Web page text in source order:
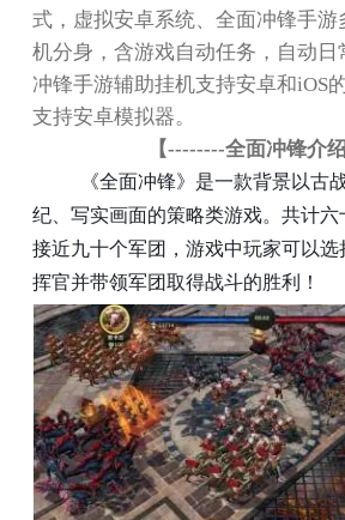
式，虚拟安卓系统、全面冲锋手
机分身，含游戏自动任务，自动
冲锋手游辅助挂机支持安卓和iOS
支持安卓模拟器。
【--------全面冲锋介
《全面冲锋》是一款背景以古
纪、写实画面的策略类游戏。共计六
接近九十个军团，游戏中玩家可以
挥官并带领军团取得战斗的胜利！